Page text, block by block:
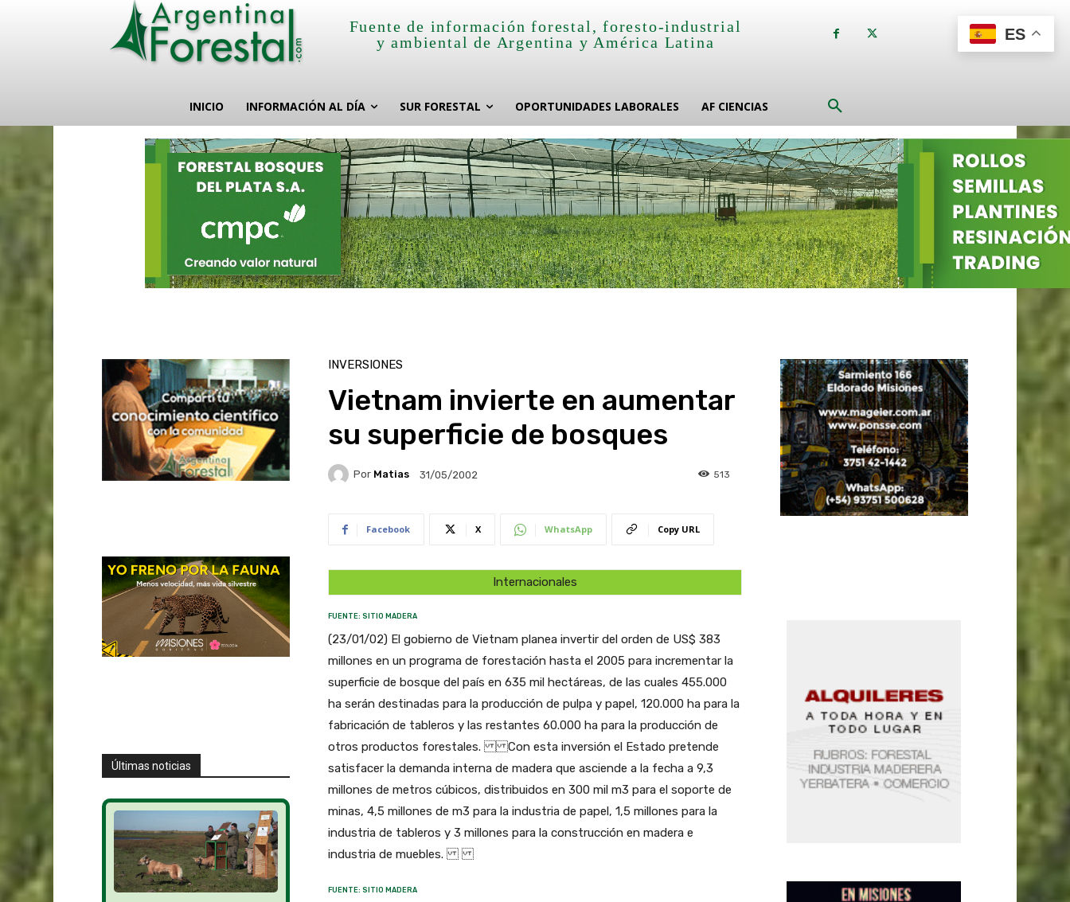
Fuente de información forestal, foresto-industrial
y ambiental de Argentina y América Latina
INICIO INFORMACIÓN AL DÍA SUR FORESTAL OPORTUNIDADES LABORALES AF CIENCIAS
Últimas noticias
INVERSIONES
Vietnam invierte en aumentar
su superficie de bosques
Por Matias 31/05/2002 513
Facebook X WhatsApp Copy URL
Internacionales
FUENTE: SITIO MADERA
(23/01/02) El gobierno de Vietnam planea invertir del orden de US$ 383
millones en un programa de forestación hasta el 2005 para incrementar la
superficie de bosque del país en 635 mil hectáreas, de las cuales 455.000
ha serán destinadas para la producción de pulpa y papel, 120.000 ha para la
fabricación de tableros y las restantes 60.000 ha para la producción de
otros productos forestales. Con esta inversión el Estado pretende
satisfacer la demanda interna de madera que asciende a la fecha a 9,3
millones de metros cúbicos, distribuidos en 300 mil m3 para el soporte de
minas, 4,5 millones de m3 para la industria de papel, 1,5 millones para la
industria de tableros y 3 millones para la construcción en madera e
industria de muebles.
FUENTE: SITIO MADERA
ES